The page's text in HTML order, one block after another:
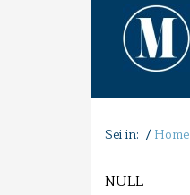
Sei in: /Home
NULL